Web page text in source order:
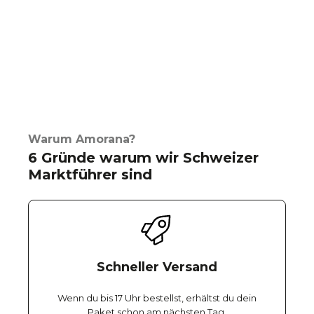
Warum Amorana?
6 Gründe warum wir Schweizer
Marktführer sind
Schneller Versand
Wenn du bis 17 Uhr bestellst, erhältst du dein